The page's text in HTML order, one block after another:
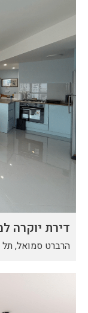
דירת יוקרה
הרברט סמואל, תל